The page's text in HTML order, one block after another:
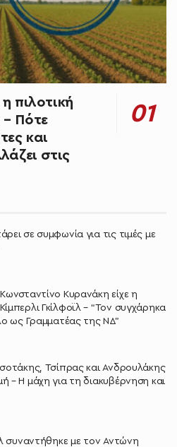
πιλοτική
Πότε
και
στις
σε συμφωνία για τις τιμές με
Κυρανάκη είχε η
Γκίλφοϊλ – “Τον συγχάρηκα
ως Γραμματέας της ΝΔ”
Τσίπρας και Ανδρουλάκης
– Η μάχη για τη διακυβέρνηση και
συναντήθηκε με τον Αντώνη